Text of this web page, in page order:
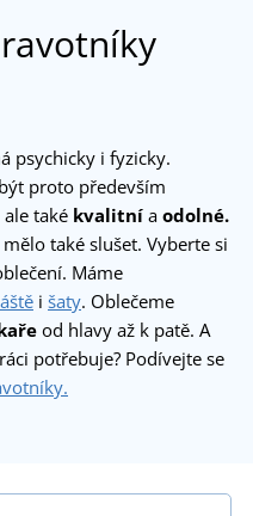
psychicky i fyzicky.
proto především
také kvalitní a odolné.
také slušet. Vyberte si
Máme
i šaty. Oblečeme
od hlavy až k patě. A
potřebuje? Podívejte se